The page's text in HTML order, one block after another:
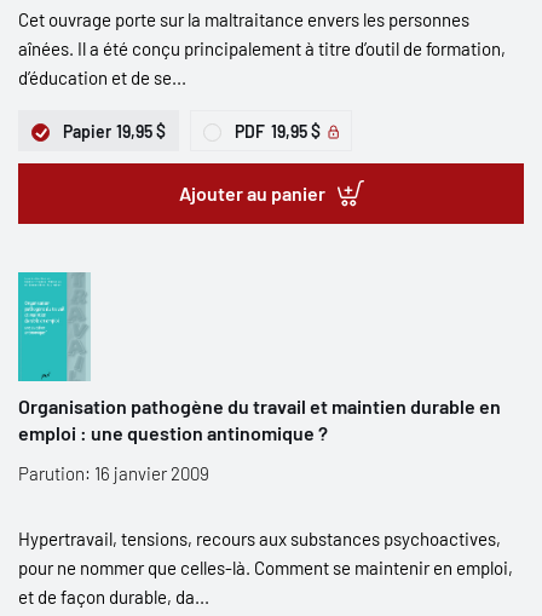
Cet ouvrage porte sur la maltraitance envers les personnes
aînées. Il a été conçu principalement à titre d’outil de formation,
d’éducation et de se...
Papier 19,95 $ PDF 19,95 $
Ajouter au panier
Organisation pathogène du travail et maintien durable en
emploi : une question antinomique ?
Parution: 16 janvier 2009
Hypertravail, tensions, recours aux substances psychoactives,
pour ne nommer que celles-là. Comment se maintenir en emploi,
et de façon durable, da...